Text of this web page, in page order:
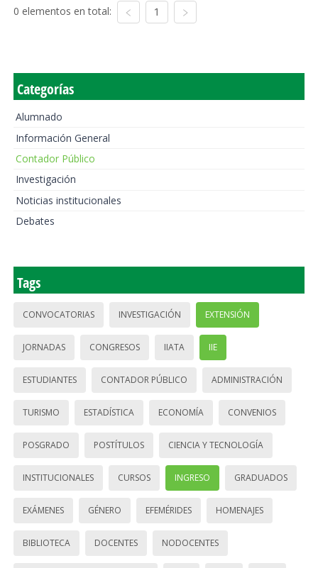
0 elementos en total: 1
Categorías
Alumnado
Información General
Contador Público
Investigación
Noticias institucionales
Debates
Tags
CONVOCATORIAS INVESTIGACIÓN EXTENSIÓN
JORNADAS CONGRESOS IIATA IIE
ESTUDIANTES CONTADOR PÚBLICO ADMINISTRACIÓN
TURISMO ESTADÍSTICA ECONOMÍA CONVENIOS
POSGRADO POSTÍTULOS CIENCIA Y TECNOLOGÍA
INSTITUCIONALES CURSOS INGRESO GRADUADOS
EXÁMENES GÉNERO EFEMÉRIDES HOMENAJES
BIBLIOTECA DOCENTES NODOCENTES